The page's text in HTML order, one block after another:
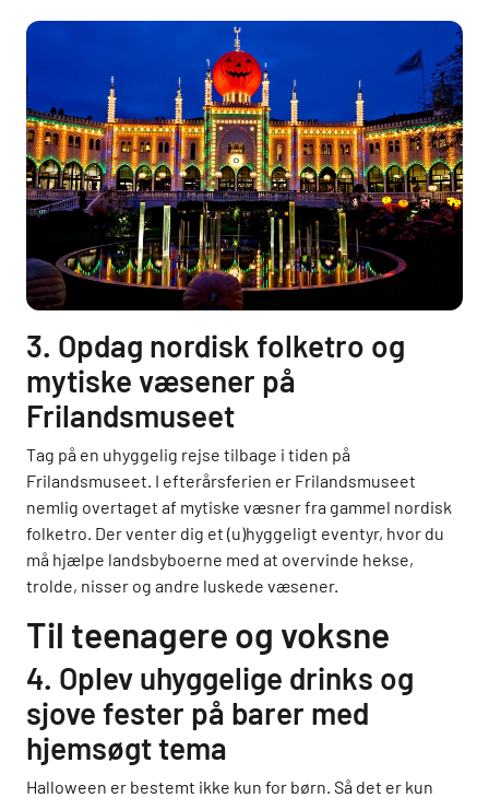
3. Opdag nordisk folketro og
mytiske væsener på
Frilandsmuseet
Tag på en uhyggelig rejse tilbage i tiden på
Frilandsmuseet. I efterårsferien er Frilandsmuseet
nemlig overtaget af mytiske væsner fra gammel nordisk
folketro. Der venter dig et (u)hyggeligt eventyr, hvor du
må hjælpe landsbyboerne med at overvinde hekse,
trolde, nisser og andre luskede væsener.
Til teenagere og voksne
4. Oplev uhyggelige drinks og
sjove fester på barer med
hjemsøgt tema
Halloween er bestemt ikke kun for børn. Så det er kun